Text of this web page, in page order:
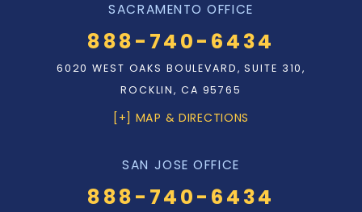
SACRAMENTO OFFICE
888-740-6434
6020 WEST OAKS BOULEVARD, SUITE 310,
ROCKLIN, CA 95765
[+] MAP & DIRECTIONS
SAN JOSE OFFICE
888-740-6434